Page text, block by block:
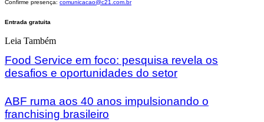
Confirme presença: comunicacao@c21.com.br
Entrada gratuita
Leia Também
Food Service em foco: pesquisa revela os
desafios e oportunidades do setor
ABF ruma aos 40 anos impulsionando o
franchising brasileiro